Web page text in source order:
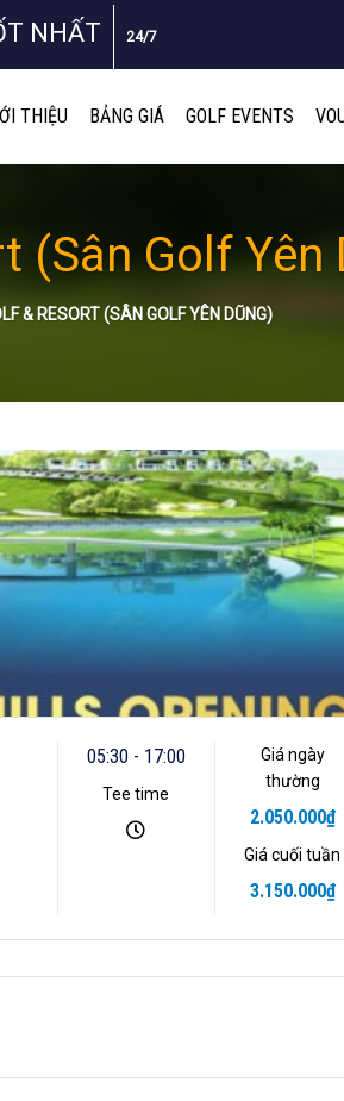
NHẤT 24/7
THIỆU BẢNG GIÁ GOLF EVENTS
(Sân Golf Yên
& RESORT (SÂN GOLF YÊN DŨNG)
05:30 - 17:00
Tee time
Giá ngày
thường
2.050.000₫
Giá cuối tuần
3.150.000₫